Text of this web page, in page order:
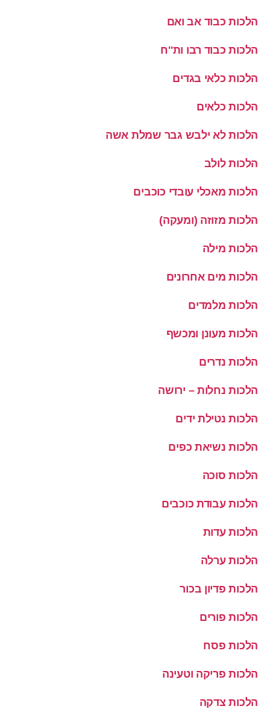
הלכות כבוד אב ואם
הלכות כבוד רבו ות''ח
הלכות כלאי בגדים
הלכות כלאים
הלכות לא ילבש גבר שמלת אשה
הלכות לולב
הלכות מאכלי עובדי כוכבים
הלכות מזוזה (ומעקה)
הלכות מילה
הלכות מים אחרונים
הלכות מלמדים
הלכות מעונן ומכשף
הלכות נדרים
הלכות נחלות – ירושה
הלכות נטילת ידים
הלכות נשיאת כפים
הלכות סוכה
הלכות עבודת כוכבים
הלכות עדות
הלכות ערלה
הלכות פדיון בכור
הלכות פורים
הלכות פסח
הלכות פריקה וטעינה
הלכות צדקה